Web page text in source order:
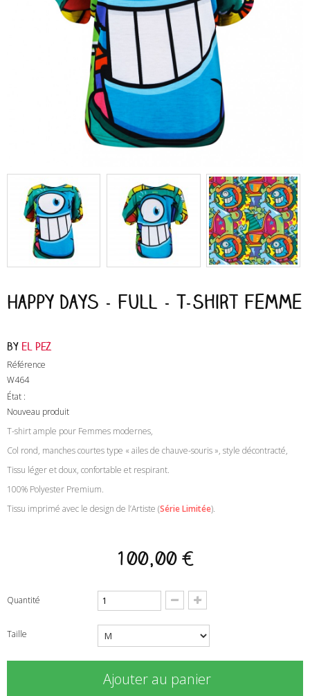
Happy Days - Full - T-Shirt Femme
by El Pez
Référence
W464
État :
Nouveau produit
T-shirt ample pour Femmes modernes,
Col rond, manches courtes type « ailes de chauve-souris », style décontracté,
Tissu léger et doux, confortable et respirant.
100% Polyester Premium.
Tissu imprimé avec le design de l’Artiste (Série Limitée).
100,00 €
Quantité
Taille
Ajouter au panier